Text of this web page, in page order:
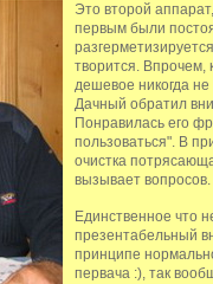
Это второй
первым были
творится. Впрочем,
дешевое никогда
Дачный обратил
Понравилась его
пользоваться". В
очистка
вызывает вопросов.
Единственное что
презентабельный
принципе
первача :), так